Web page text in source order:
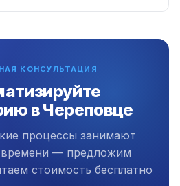
через Telegram и Zoom.
КОНСУЛЬТАЦИЯ
в Череповце
процессы занимают
времени — предложим
стоимость бесплатно